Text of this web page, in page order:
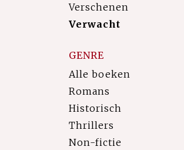
Verschenen
Verwacht
GENRE
Alle boeken
Romans
Historisch
Thrillers
Non-fictie